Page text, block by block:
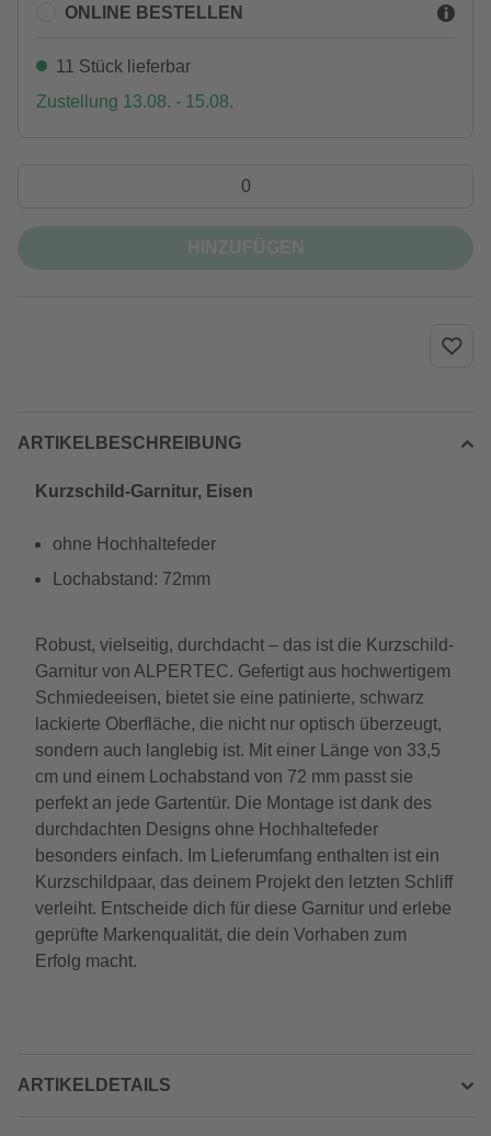
ONLINE BESTELLEN
11 Stück lieferbar
Zustellung 13.08. - 15.08.
ARTIKELBESCHREIBUNG
Kurzschild-Garnitur, Eisen
ohne Hochhaltefeder
Lochabstand: 72mm
Robust, vielseitig, durchdacht – das ist die Kurzschild-
Garnitur von ALPERTEC. Gefertigt aus hochwertigem
Schmiedeeisen, bietet sie eine patinierte, schwarz
lackierte Oberfläche, die nicht nur optisch überzeugt,
sondern auch langlebig ist. Mit einer Länge von 33,5
cm und einem Lochabstand von 72 mm passt sie
perfekt an jede Gartentür. Die Montage ist dank des
durchdachten Designs ohne Hochhaltefeder
besonders einfach. Im Lieferumfang enthalten ist ein
Kurzschildpaar, das deinem Projekt den letzten Schliff
verleiht. Entscheide dich für diese Garnitur und erlebe
geprüfte Markenqualität, die dein Vorhaben zum
Erfolg macht.
ARTIKELDETAILS